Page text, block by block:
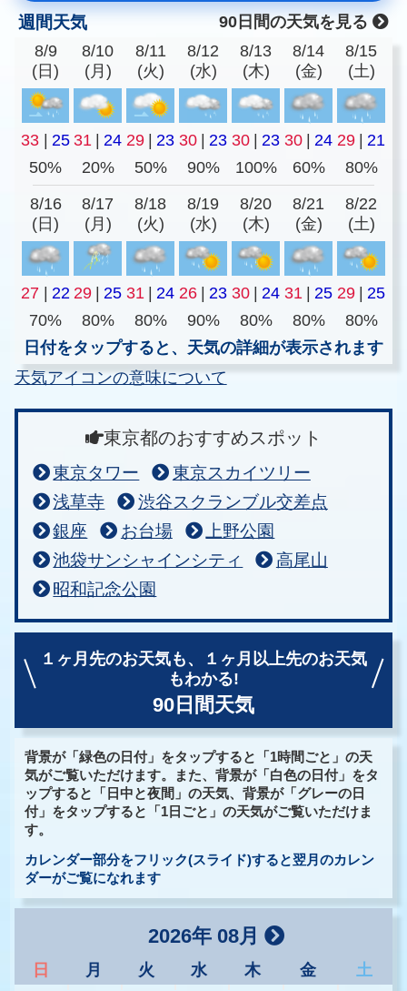
週間天気
90日間の天気を見る
8/9
(日)
8/10
(月)
8/11
(火)
8/12
(水)
8/13
(木)
8/14
(金)
8/15
(土)
33 | 25 31 | 24 29 | 23 30 | 23 30 | 23 30 | 24 29 | 21
50%
20% 50% 90% 100% 60% 80%
8/16
(日)
8/17
(月)
8/18
(火)
8/19
(水)
8/20
(木)
8/21
(金)
8/22
(土)
27 | 22 29 | 25 31 | 24 26 | 23 30 | 24 31 | 25 29 | 25
70%
80% 80% 90% 80% 80%
80%
日付をタップすると、天気の詳細が表示されます
天気アイコンの意味について
東京都のおすすめスポット
東京タワー
東京スカイツリー
浅草寺
渋谷スクランブル交差点
銀座
お台場
上野公園
池袋サンシャインシティ
高尾山
昭和記念公園
１ヶ月先のお天気も、
１ヶ月以上先のお天気
もわかる!
90日間天気
背景が「緑色の日付」をタップすると「1時間ごと」の天
気がご覧いただけます。また、背景が「白色の日付」をタ
ップすると「日中と夜間」の天気、背景が「グレーの日
付」をタップすると「1日ごと」の天気がご覧いただけま
す。
カレンダー部分をフリック(スライド)すると翌月のカレン
ダーがご覧になれます
2026年 08月
日 月 火 水 木 金 土